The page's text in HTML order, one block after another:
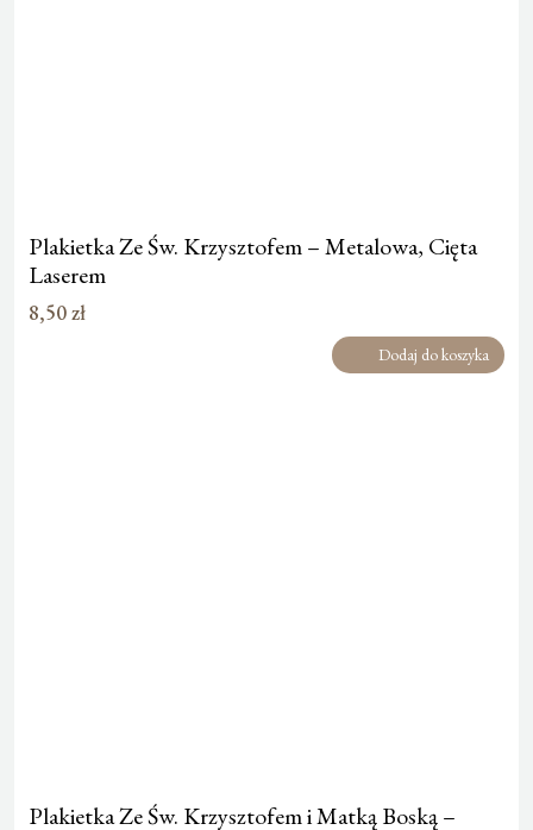
Plakietka Ze Św. Krzysztofem – Metalowa, Cięta
Laserem
8,50zł
Dodaj do koszyka
Plakietka Ze Św. Krzysztofem i Matką Boską –